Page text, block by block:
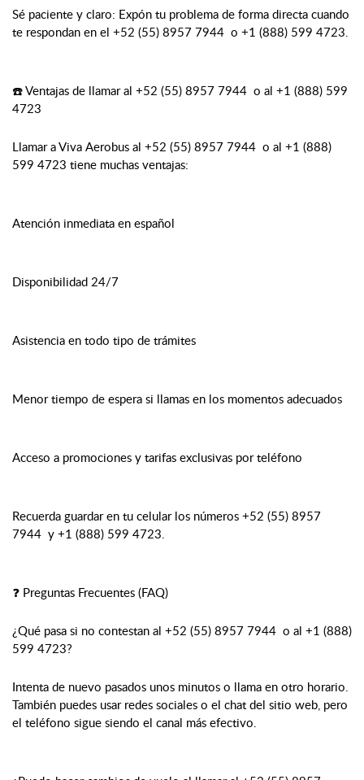
Sé paciente y claro: Expón tu problema de forma directa cuando
te respondan en el +52 (55) 8957 7944 o +1 (888) 599 4723.
☎️ Ventajas de llamar al +52 (55) 8957 7944 o al +1 (888) 599
4723
Llamar a Viva Aerobus al +52 (55) 8957 7944 o al +1 (888)
599 4723 tiene muchas ventajas:
Atención inmediata en español
Disponibilidad 24/7
Asistencia en todo tipo de trámites
Menor tiempo de espera si llamas en los momentos adecuados
Acceso a promociones y tarifas exclusivas por teléfono
Recuerda guardar en tu celular los números +52 (55) 8957
7944 y +1 (888) 599 4723.
❓ Preguntas Frecuentes (FAQ)
¿Qué pasa si no contestan al +52 (55) 8957 7944 o al +1 (888)
599 4723?
Intenta de nuevo pasados unos minutos o llama en otro horario.
También puedes usar redes sociales o el chat del sitio web, pero
el teléfono sigue siendo el canal más efectivo.